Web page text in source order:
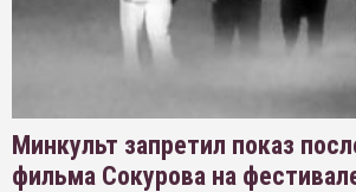
Минкульт запретил показ
фильма Сокурова на